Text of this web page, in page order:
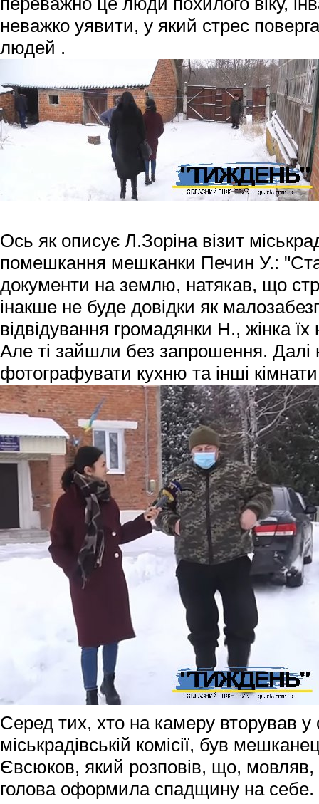
неважко уявити, у який стрес
людей .
Ось як описує Л.Зоріна візит
помешкання мешканки Печин У.:
документи на землю, натякав, що
інакше не буде довідки як
відвідування громадянки Н., жінка
Але ті зайшли без запрошення. Далі
фотографувати кухню та інші
Серед тих, хто на камеру вторував у
міськрадівській комісії, був
Євсюков, який розповів, що, мовляв,
голова оформила спадщину на